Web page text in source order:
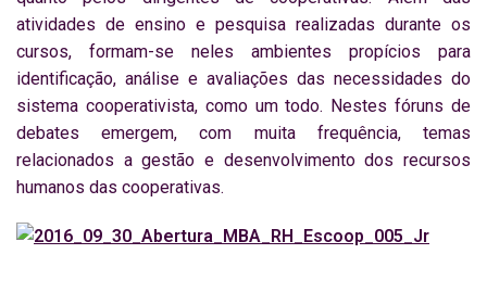
atividades de ensino e pesquisa realizadas durante os
cursos, formam-se neles ambientes propícios para
identificação, análise e avaliações das necessidades do
sistema cooperativista, como um todo. Nestes fóruns de
debates emergem, com muita frequência, temas
relacionados a gestão e desenvolvimento dos recursos
humanos das cooperativas.